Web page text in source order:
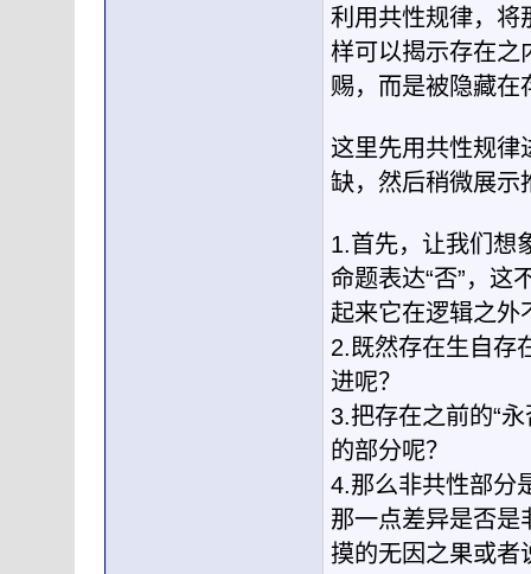
利用共性规律，将
样可以揭示存在之
赐，而是被隐藏在
这里先用共性规律
缺，然后稍微展示
1.首先，让我们想
命题表达“否”，这
起来它在逻辑之外
2.既然存在生自存
进呢？
3.把存在之前的“
的部分呢？
4.那么非共性部分
那一点差异是否是
摸的无因之果或者